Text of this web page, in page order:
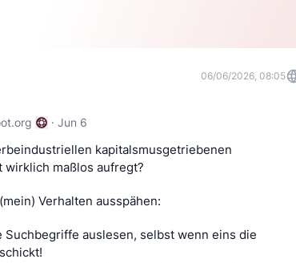
06/06/2026, 08:05
· Jun 6
kapitalsmusgetriebenen
maßlos aufregt?
Verhalten ausspähen:
Suchbegriffe auslesen, selbst wenn eins die